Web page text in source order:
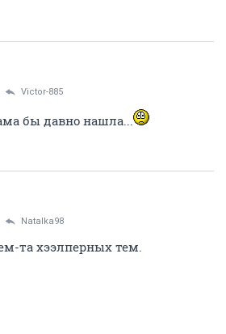
Victor-885
бы давно нашла...
Natalka98
та хээлперных тем.